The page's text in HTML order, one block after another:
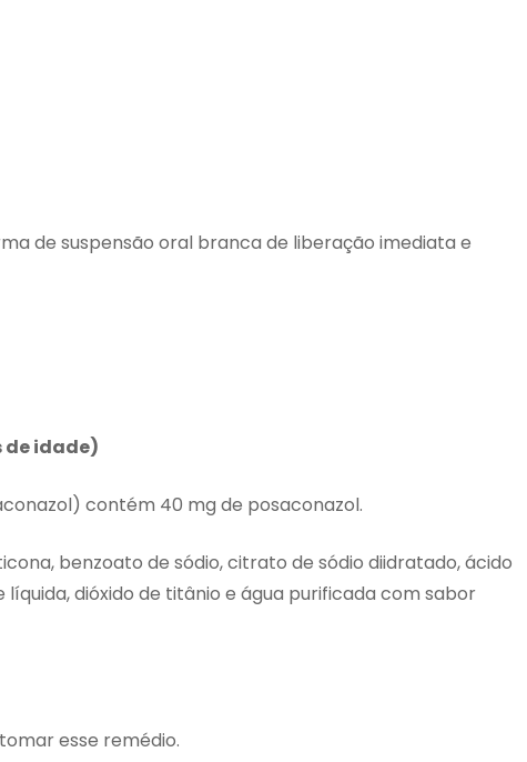
de suspensão oral branca de liberação imediata e
de idade)
contém 40 mg de posaconazol.
benzoato de sódio, citrato de sódio diidratado, ácido
dióxido de titânio e água purificada com sabor
esse remédio.